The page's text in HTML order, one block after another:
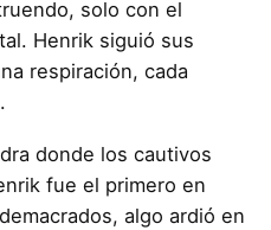
solo con el
Henrik siguió sus
respiración, cada
donde los cautivos
fue el primero en
algo ardió en